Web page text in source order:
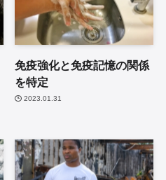
免疫強化と免疫記憶の関係
を特定
2023.01.31